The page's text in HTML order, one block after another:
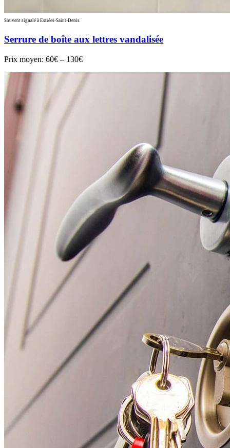
Souvent signalé à Estrées-Saint-Denis
Serrure de boîte aux lettres vandalisée
Prix moyen: 60€ – 130€